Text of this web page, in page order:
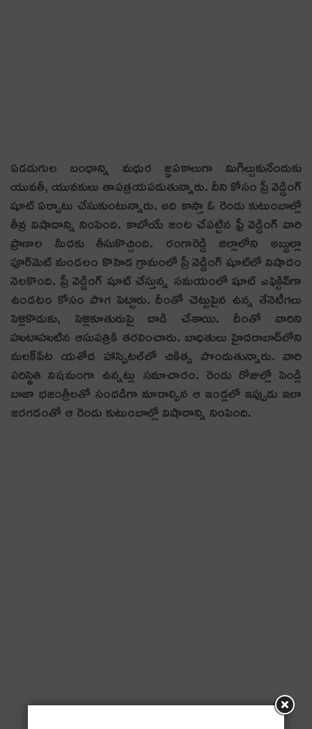
ఏడడుగుల బంధాన్ని మధుర జ్ఞపకాలుగా మిగిల్చుకునేందుకు
యువ‌తీ, యువ‌కులు తాప‌త్ర‌య‌ప‌డుతున్నారు. దీని కోసం ప్రీ వెడ్డింగ్‌
షూట్ ఏర్పాటు చేసుకుంటున్నారు. అది కాస్తా ఓ రెండు కుటుంబాల్లో
తీవ్ర విషాదాన్ని నింపింది. కాబోయే జంట చేపట్టిన ఫ్రీ వెడ్డింగ్‌ వారి
ప్రాణాల మీదకు తీసుకొచ్చింది. రంగారెడ్డి జిల్లాలోని అబ్దుల్లా
పూర్‌మెట్ మండలం కొహెడ గ్రామంలో ప్రీ వెడ్డింగ్ షూట్‌లో విషాదం
నెలకొంది. ప్రీ వెడ్డింగ్ షూట్ చేస్తున్న సమయంలో షూట్‌ ఎఫెక్టివ్‌గా
ఉండటం కోసం పొగ పెట్టారు. దీంతో చెట్టుపైన ఉన్న తేనెటీగ‌లు
పెళ్లికొడుకు, పెళ్లికూతురుపై దాడి చేశాయి. దీంతో వారిని
హుటాహుటిన ఆసుప‌త్రికి త‌ర‌లించారు. బాధితులు హైదరాబాద్‌లోని
మలక్‌పేట యశోద హాస్పిటల్‌లో చికిత్స పొందుతున్నారు. వారి
పరిస్థితి విషమంగా ఉన్నట్లు సమాచారం. రెండు రోజుల్లో పెండ్లి
బాజా భజంత్రీలతో సందడిగా మారాల్సిన ఆ ఇండ్లలో ఇప్పుడు ఇలా
జరగడంతో ఆ రెండు కుటుంబాల్లో విషాదాన్ని నింపింది.